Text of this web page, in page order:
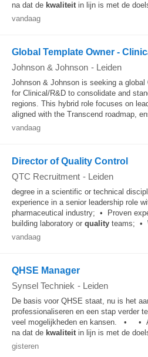
na dat de kwaliteitin lijn is met de
vandaag
Global Template Owner -
Johnson & Johnson - Leiden
Johnson & Johnson is seeking a global
for Clinical/R&D to consolidate and
regions. This hybrid role focuses on
aligned with the Transcend roadmap,
vandaag
Director of Quality Control
QTC Recruitment - Leiden
degree in a scientific or technical
experience in a senior leadership role
pharmaceutical industry; • Proven
building laboratory or quality teams; •
vandaag
QHSE Manager
Synsel Techniek - Leiden
De basis voor QHSE staat, nu is het
professionaliseren en een stap verder
veel mogelijkheden en kansen. • •
na dat de kwaliteitin lijn is met de
gisteren